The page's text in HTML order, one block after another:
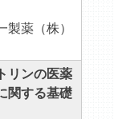
薬（株）
リンの医薬
関する基礎